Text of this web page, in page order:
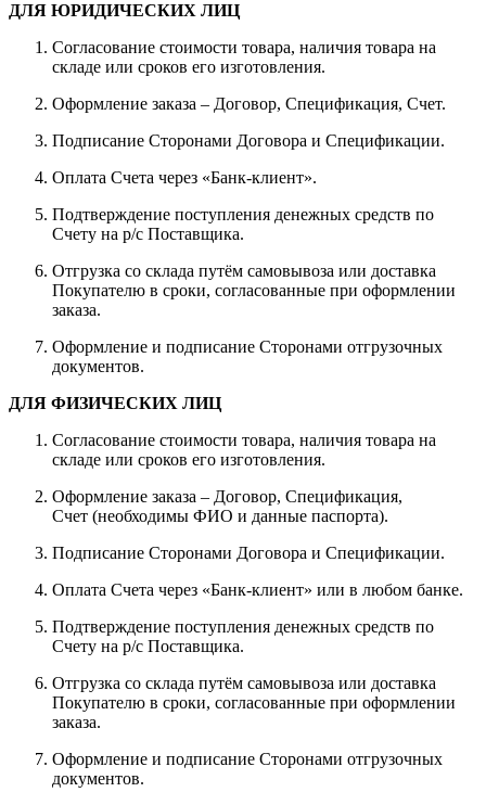
ДЛЯ ЮРИДИЧЕСКИХ ЛИЦ
Согласование стоимости товара, наличия товара на
складе или сроков его изготовления.
Оформление заказа – Договор, Спецификация, Счет.
Подписание Сторонами Договора и Спецификации.
Оплата Счета через «Банк-клиент».
Подтверждение поступления денежных средств по
Счету на р/с Поставщика.
Отгрузка со склада путём самовывоза или доставка
Покупателю в сроки, согласованные при оформлении
заказа.
Оформление и подписание Сторонами отгрузочных
документов.
ДЛЯ ФИЗИЧЕСКИХ ЛИЦ
Согласование стоимости товара, наличия товара на
складе или сроков его изготовления.
Оформление заказа – Договор, Спецификация,
Счет (необходимы ФИО и данные паспорта).
Подписание Сторонами Договора и Спецификации.
Оплата Счета через «Банк-клиент» или в любом банке.
Подтверждение поступления денежных средств по
Счету на р/с Поставщика.
Отгрузка со склада путём самовывоза или доставка
Покупателю в сроки, согласованные при оформлении
заказа.
Оформление и подписание Сторонами отгрузочных
документов.